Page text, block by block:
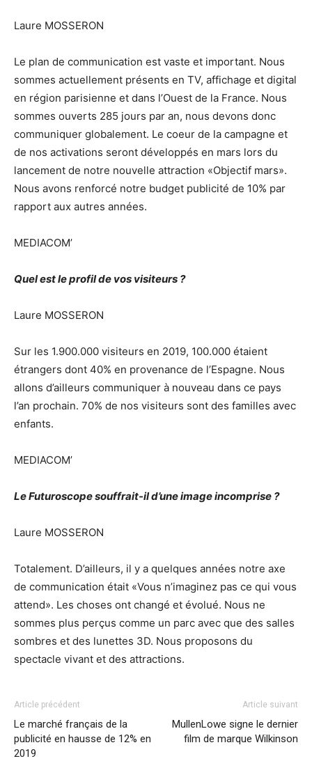
Laure MOSSERON
Le plan de communication est vaste et important. Nous
sommes actuellement présents en TV, affichage et digital
en région parisienne et dans l’Ouest de la France. Nous
sommes ouverts 285 jours par an, nous devons donc
communiquer globalement. Le coeur de la campagne et
de nos activations seront développés en mars lors du
lancement de notre nouvelle attraction «Objectif mars».
Nous avons renforcé notre budget publicité de 10% par
rapport aux autres années.
MEDIACOM’
Quel est le profil de vos visiteurs ?
Laure MOSSERON
Sur les 1.900.000 visiteurs en 2019, 100.000 étaient
étrangers dont 40% en provenance de l’Espagne. Nous
allons d’ailleurs communiquer à nouveau dans ce pays
l’an prochain. 70% de nos visiteurs sont des familles avec
enfants.
MEDIACOM’
Le Futuroscope souffrait-il d’une image incomprise ?
Laure MOSSERON
Totalement. D’ailleurs, il y a quelques années notre axe
de communication était «Vous n’imaginez pas ce qui vous
attend». Les choses ont changé et évolué. Nous ne
sommes plus perçus comme un parc avec que des salles
sombres et des lunettes 3D. Nous proposons du
spectacle vivant et des attractions.
Article précédent
Le marché français de la
publicité en hausse de 12% en
2019
Article suivant
MullenLowe signe le dernier
film de marque Wilkinson